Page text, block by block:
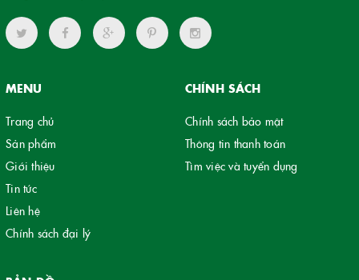
MENU
Trang chủ
Sản phẩm
Giới thiệu
Tin tức
Liên hệ
Chính sách đại lý
CHÍNH SÁCH
Chính sách bảo mật
Thông tin thanh toán
Tìm việc và tuyển dụng